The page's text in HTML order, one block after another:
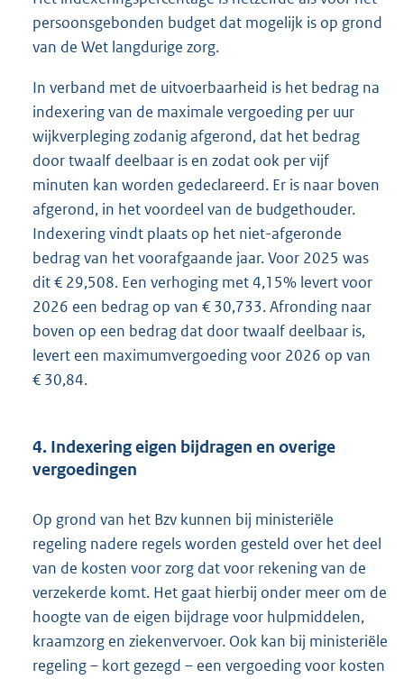
persoonsgebonden budget dat mogelijk is op grond
van de Wet langdurige zorg.
In verband met de uitvoerbaarheid is het bedrag na
indexering van de maximale vergoeding per uur
wijkverpleging zodanig afgerond, dat het bedrag
door twaalf deelbaar is en zodat ook per vijf
minuten kan worden gedeclareerd. Er is naar boven
afgerond, in het voordeel van de budgethouder.
Indexering vindt plaats op het niet-afgeronde
bedrag van het voorafgaande jaar. Voor 2025 was
dit € 29,508. Een verhoging met 4,15% levert voor
2026 een bedrag op van € 30,733. Afronding naar
boven op een bedrag dat door twaalf deelbaar is,
levert een maximumvergoeding voor 2026 op van
€ 30,84.
4. Indexering eigen bijdragen en overige
vergoedingen
Op grond van het Bzv kunnen bij ministeriële
regeling nadere regels worden gesteld over het deel
van de kosten voor zorg dat voor rekening van de
verzekerde komt. Het gaat hierbij onder meer om de
hoogte van de eigen bijdrage voor hulpmiddelen,
kraamzorg en ziekenvervoer. Ook kan bij ministeriële
regeling – kort gezegd – een vergoeding voor kosten